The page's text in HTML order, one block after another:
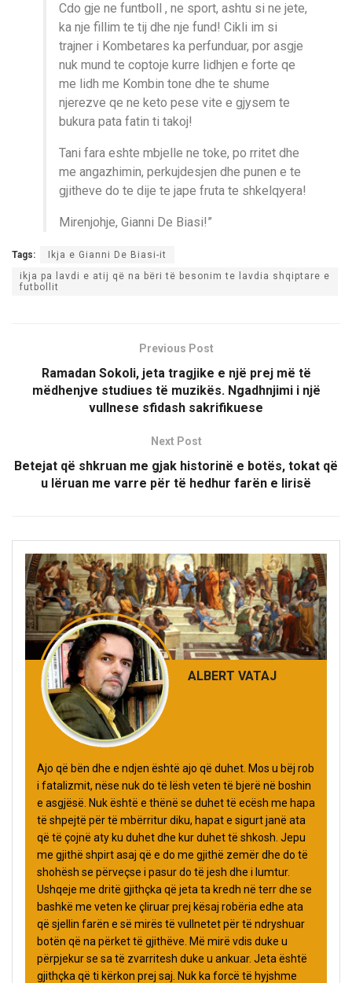
Cdo gje ne funtboll , ne sport, ashtu si ne jete,
ka nje fillim te tij dhe nje fund! Cikli im si
trajner i Kombetares ka perfunduar, por asgje
nuk mund te coptoje kurre lidhjen e forte qe
me lidh me Kombin tone dhe te shume
njerezve qe ne keto pese vite e gjysem te
bukura pata fatin ti takoj!
Tani fara eshte mbjelle ne toke, po rritet dhe
me angazhimin, perkujdesjen dhe punen e te
gjitheve do te dije te jape fruta te shkelqyera!
Mirenjohje, Gianni De Biasi!”
Tags:
Ikja e Gianni De Biasi-it
ikja pa lavdi e atij që na bëri të besonim te lavdia shqiptare e
futbollit
Previous Post
Ramadan Sokoli, jeta tragjike e një prej më të
mëdhenjve studiues të muzikës. Ngadhnjimi i një
vullnese sfidash sakrifikuese
Next Post
Betejat që shkruan me gjak historinë e botës, tokat që
u lëruan me varre për të hedhur farën e lirisë
ALBERT VATAJ
Ajo që bën dhe e ndjen është ajo që duhet. Mos u bëj rob
i fatalizmit, nëse nuk do të lësh veten të bjerë në boshin
e asgjësë. Nuk është e thënë se duhet të ecësh me hapa
të shpejtë për të mbërritur diku, hapat e sigurt janë ata
që të çojnë aty ku duhet dhe kur duhet të shkosh. Jepu
me gjithë shpirt asaj që e do me gjithë zemër dhe do të
shohësh se përveçse i pasur do të jesh dhe i lumtur.
Ushqeje me dritë gjithçka që jeta ta kredh në terr dhe se
bashkë me veten ke çliruar prej kësaj robëria edhe ata
që sjellin farën e së mirës të vullnetet për të ndryshuar
botën që na përket të gjithëve. Më mirë vdis duke u
përpjekur se sa të zvarritesh duke u ankuar. Jeta është
gjithçka që ti kërkon prej saj. Nuk ka forcë të hyjshme